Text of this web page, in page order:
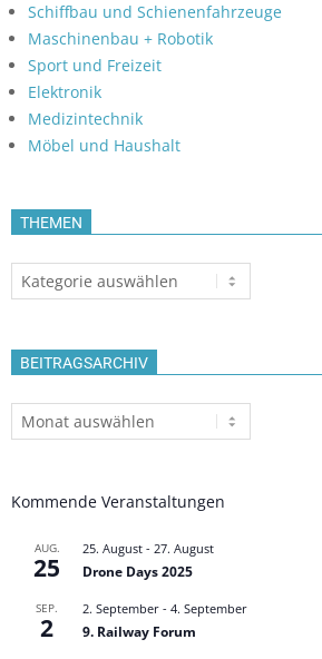
Schiffbau und Schienenfahrzeuge
Maschinenbau + Robotik
Sport und Freizeit
Elektronik
Medizintechnik
Möbel und Haushalt
THEMEN
Themen
BEITRAGSARCHIV
Beitragsarchiv
Kommende Veranstaltungen
AUG.
25
25. August - 27. August
Drone Days 2025
SEP.
2
2. September - 4. September
9. Railway Forum